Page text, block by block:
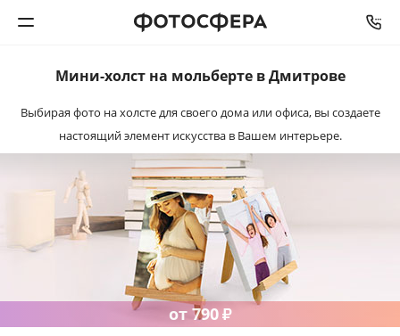
Фотокниги
Календари
Интерьерная печать
Багетная мастерская
Мини-холст на мольберте в Дмитрове
Выбирая фото на холсте для своего дома или офиса, вы создаете
настоящий элемент искусства в Вашем интерьере.
от 790₽